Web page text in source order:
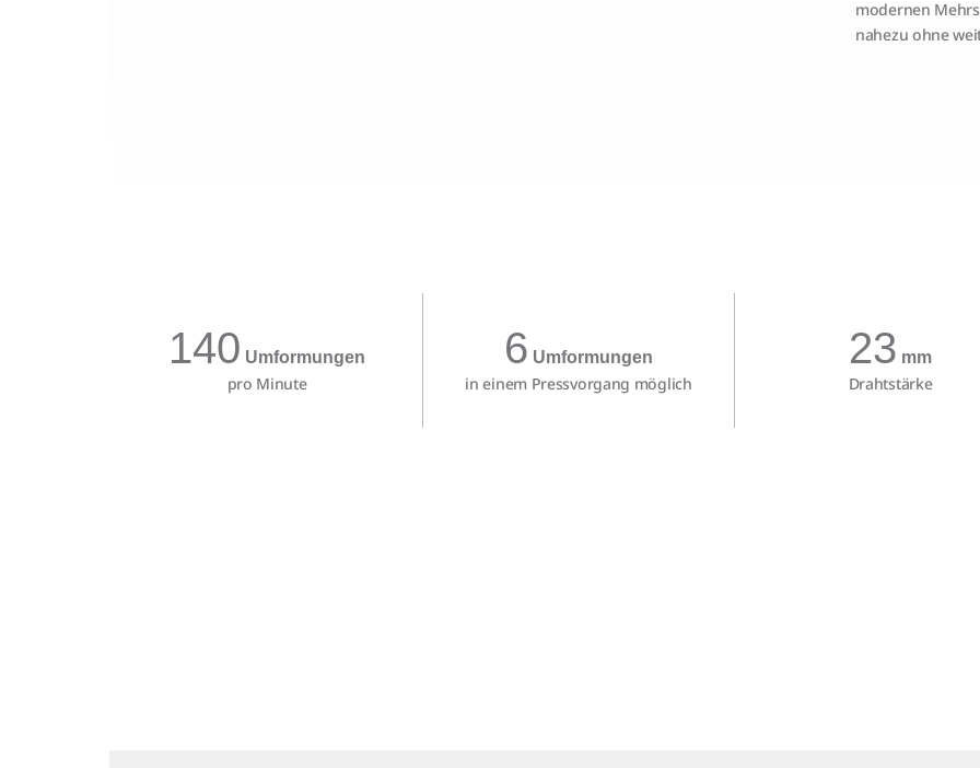
modernen
nahezu ohne
140 Umformungen
pro Minute
6 Umformungen
in einem Pressvorgang möglich
23 mm
Drahtstärke